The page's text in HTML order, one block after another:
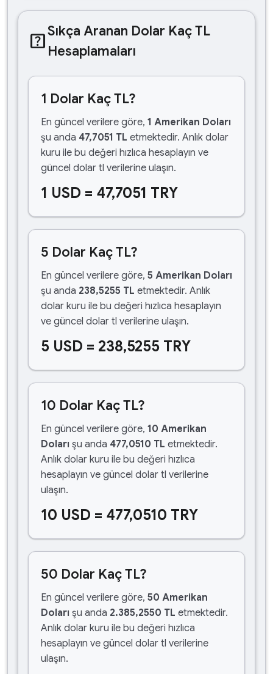
help_centerSıkça Aranan Dolar Kaç TL
Hesaplamaları
1 Dolar Kaç TL?
En güncel verilere göre, 1 Amerikan Doları
şu anda 47,7051 TL etmektedir. Anlık dolar
kuru ile bu değeri hızlıca hesaplayın ve
güncel dolar tl verilerine ulaşın.
1 USD = 47,7051 TRY
5 Dolar Kaç TL?
En güncel verilere göre, 5 Amerikan Doları
şu anda 238,5255 TL etmektedir. Anlık
dolar kuru ile bu değeri hızlıca hesaplayın
ve güncel dolar tl verilerine ulaşın.
5 USD = 238,5255 TRY
10 Dolar Kaç TL?
En güncel verilere göre, 10 Amerikan
Doları şu anda 477,0510 TL etmektedir.
Anlık dolar kuru ile bu değeri hızlıca
hesaplayın ve güncel dolar tl verilerine
ulaşın.
10 USD = 477,0510 TRY
50 Dolar Kaç TL?
En güncel verilere göre, 50 Amerikan
Doları şu anda 2.385,2550 TL etmektedir.
Anlık dolar kuru ile bu değeri hızlıca
hesaplayın ve güncel dolar tl verilerine
ulaşın.